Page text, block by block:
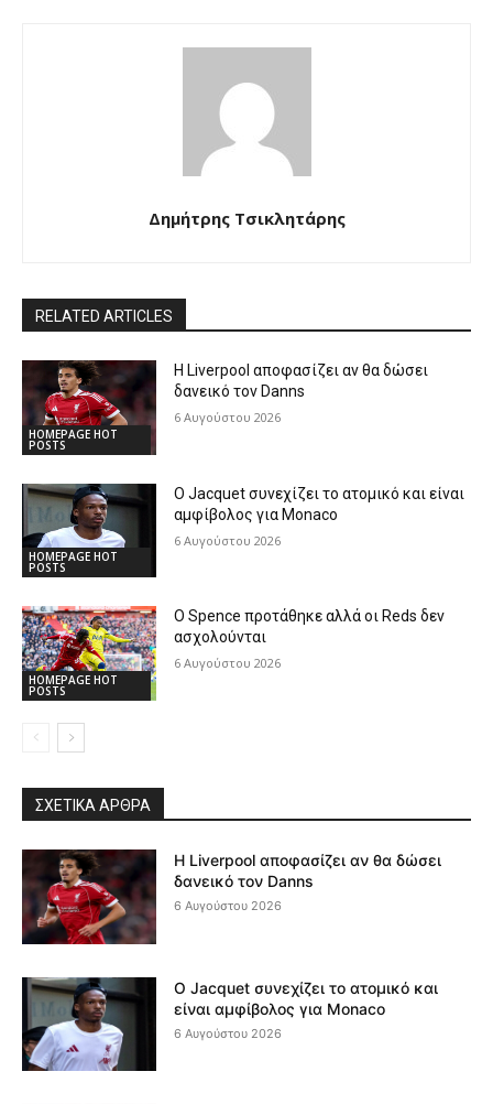
Δημήτρης Τσικλητάρης
RELATED ARTICLES
HOMEPAGE HOT
POSTS
Η Liverpool αποφασίζει αν θα δώσει
δανεικό τον Danns
6 Αυγούστου 2026
HOMEPAGE HOT
POSTS
Ο Jacquet συνεχίζει το ατομικό και είναι
αμφίβολος για Monaco
6 Αυγούστου 2026
HOMEPAGE HOT
POSTS
Ο Spence προτάθηκε αλλά οι Reds δεν
ασχολούνται
6 Αυγούστου 2026
ΣΧΕΤΙΚΆ ΆΡΘΡΑ
Η Liverpool αποφασίζει αν θα δώσει
δανεικό τον Danns
6 Αυγούστου 2026
Ο Jacquet συνεχίζει το ατομικό και
είναι αμφίβολος για Monaco
6 Αυγούστου 2026